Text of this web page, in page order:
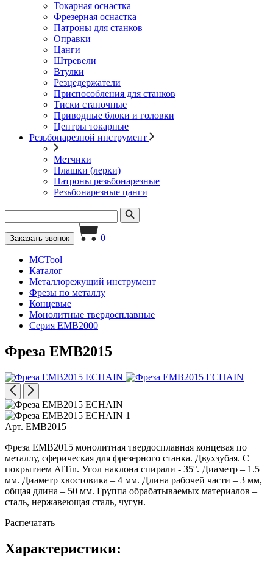
Токарная оснастка
Фрезерная оснастка
Патроны для станков
Оправки
Цанги
Штревели
Втулки
Резцедержатели
Приспособления для станков
Тиски станочные
Приводные блоки и головки
Центры токарные
Резьбонарезной инструмент
Метчики
Плашки (лерки)
Патроны резьбонарезные
Резьбонарезные цанги
Заказать звонок 0
MCTool
Каталог
Металлорежущий инструмент
Фрезы по металлу
Концевые
Монолитные твердосплавные
Серия EMB2000
Фреза EMB2015
Арт. EMB2015
Фреза EMB2015 монолитная твердосплавная концевая по
металлу, сферическая для фрезерного станка. Двухзубая. С
покрытием AlTin. Угол наклона спирали - 35°. Диаметр – 1.5
мм. Диаметр хвостовика – 4 мм. Длина рабочей части – 3 мм,
общая длина – 50 мм. Группа обрабатываемых материалов –
сталь, нержавеющая сталь, чугун.
Распечатать
Характеристики: